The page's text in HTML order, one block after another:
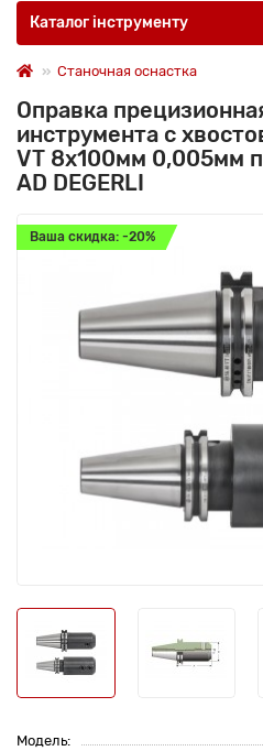
Каталог інструменту
Станочная оснастка
Оправка
инструмента с
VT 8x100мм 0,005мм
AD DEGERLI
Ваша скидка: -20%
Модель: